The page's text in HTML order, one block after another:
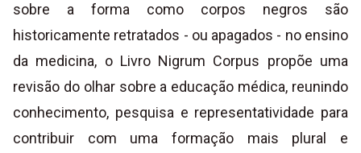
sobre a forma como corpos negros são
historicamente retratados - ou apagados - no ensino
da medicina, o Livro Nigrum Corpus propõe uma
revisão do olhar sobre a educação médica, reunindo
conhecimento, pesquisa e representatividade para
contribuir com uma formação mais plural e